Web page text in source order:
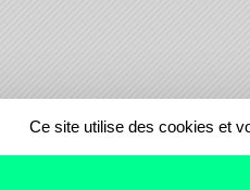
REGIONS
Ce site utilise des cookies et